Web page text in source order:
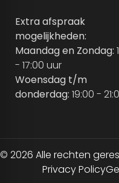
Extra afspraak
mogelijkheden:
Maandag en Zondag:
- 17:00 uur
Woensdag t/m
donderdag: 19:00 -
© 2026 Alle rechten
Privacy Policy